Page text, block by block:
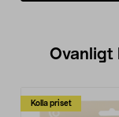
Ovanligt
Kolla priset